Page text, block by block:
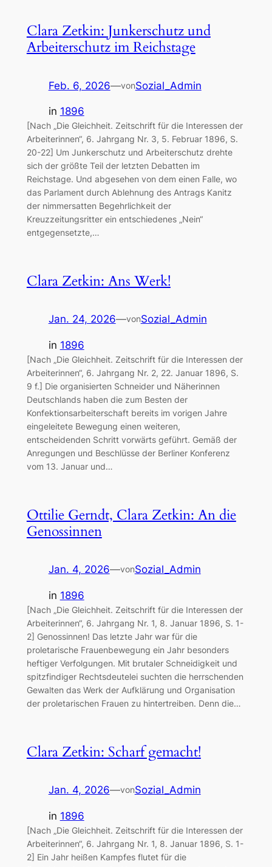
Clara Zetkin: Junkerschutz und
Arbeiterschutz im Reichstage
Feb. 6, 2026—vonSozial_Admin
in 1896
[Nach „Die Gleichheit. Zeitschrift für die Interessen der
Arbeiterinnen“, 6. Jahrgang Nr. 3, 5. Februar 1896, S.
20-22] Um Junkerschutz und Arbeiterschutz drehte
sich der größte Teil der letzten Debatten im
Reichstage. Und abgesehen von dem einen Falle, wo
das Parlament durch Ablehnung des Antrags Kanitz
der nimmersatten Begehrlichkeit der
Kreuzzeitungsritter ein entschiedenes „Nein“
entgegensetzte,…
Clara Zetkin: Ans Werk!
Jan. 24, 2026—vonSozial_Admin
in 1896
[Nach „Die Gleichheit. Zeitschrift für die Interessen der
Arbeiterinnen“, 6. Jahrgang Nr. 2, 22. Januar 1896, S.
9 f.] Die organisierten Schneider und Näherinnen
Deutschlands haben die zum Besten der
Konfektionsarbeiterschaft bereits im vorigen Jahre
eingeleitete Bewegung einen weiteren,
entscheidenden Schritt vorwärts geführt. Gemäß der
Anregungen und Beschlüsse der Berliner Konferenz
vom 13. Januar und…
Ottilie Gerndt, Clara Zetkin: An die
Genossinnen
Jan. 4, 2026—vonSozial_Admin
in 1896
[Nach „Die Gleichheit. Zeitschrift für die Interessen der
Arbeiterinnen“, 6. Jahrgang Nr. 1, 8. Januar 1896, S. 1-
2] Genossinnen! Das letzte Jahr war für die
proletarische Frauenbewegung ein Jahr besonders
heftiger Verfolgungen. Mit brutaler Schneidigkeit und
spitzfindiger Rechtsdeutelei suchten die herrschenden
Gewalten das Werk der Aufklärung und Organisation
der proletarischen Frauen zu hintertreiben. Denn die…
Clara Zetkin: Scharf gemacht!
Jan. 4, 2026—vonSozial_Admin
in 1896
[Nach „Die Gleichheit. Zeitschrift für die Interessen der
Arbeiterinnen“, 6. Jahrgang Nr. 1, 8. Januar 1896, S. 1-
2] Ein Jahr heißen Kampfes flutet für die